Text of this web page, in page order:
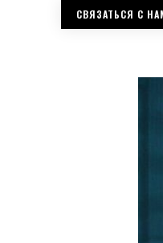
СВЯЗАТЬСЯ С